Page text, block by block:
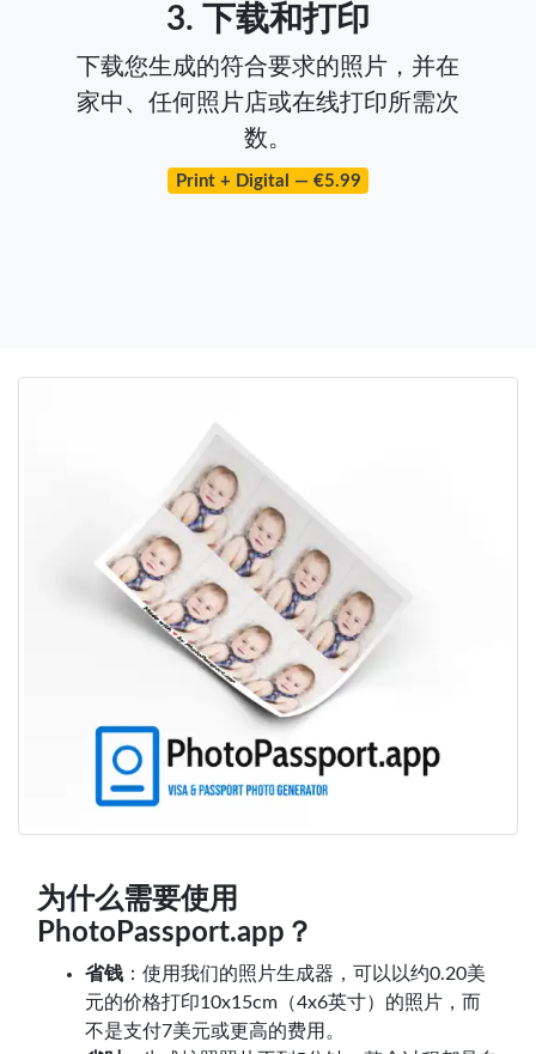
3. 下载和打印
下载您生成的符合要求的照片，并在
家中、任何照片店或在线打印所需次
数。
Print + Digital — €5.99
为什么需要使用
PhotoPassport.app？
省钱 ：使用我们的照片生成器，可以以约0.20美
元的价格打印10x15cm（4x6英寸）的照片，而
不是支付7美元或更高的费用。